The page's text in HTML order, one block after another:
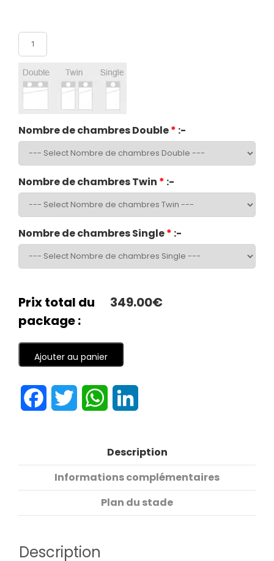
Nombre de chambres Double* :-
Nombre de chambres Twin * :-
Nombre de chambres Single* :-
Prix total du
package :
349.00€
Ajouter au panier
FacebookTwitter WhatsApp
Description
Informations complémentaires
Plan du stade
Description